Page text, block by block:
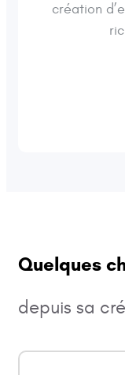
création
Quelques
depuis sa